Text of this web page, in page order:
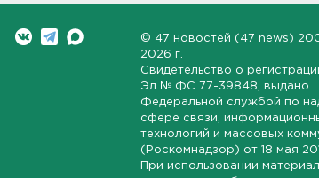
© 47 новостей (47 news)
2026 г.
Свидетельство о
Эл № ФС 77-39848 , выдано
Федеральной службой по
сфере связи,
технологий и массовых
(Роскомнадзор) от 18 мая
При использовании